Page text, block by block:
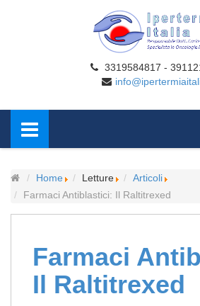
3319584817 -
Home Letture
Articoli
Farmaci Antiblastici: Il Raltitrexed
Farmaci
Il Raltitrexed